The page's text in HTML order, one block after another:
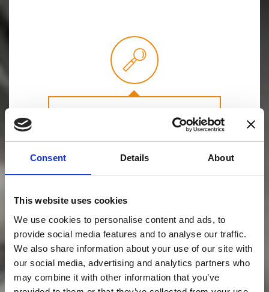
Consent Details About
This website uses cookies
We use cookies to personalise content and ads, to
provide social media features and to analyse our traffic.
We also share information about your use of our site with
our social media, advertising and analytics partners who
may combine it with other information that you’ve
Progettazione stampicon software 3D
di ultima generazione